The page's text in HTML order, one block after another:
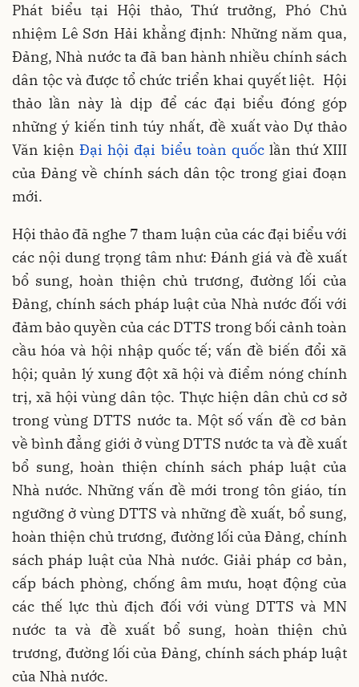
Phát biểu tại Hội thảo, Thứ trưởng, Phó Chủ
nhiệm Lê Sơn Hải khẳng định: Những năm qua,
Đảng, Nhà nước ta đã ban hành nhiều chính sách
dân tộc và được tổ chức triển khai quyết liệt. Hội
thảo lần này là dịp để các đại biểu đóng góp
những ý kiến tinh túy nhất, đề xuất vào Dự thảo
Văn kiệnĐại hội đại biểu toàn quốclần thứ XIII
của Đảng về chính sách dân tộc trong giai đoạn
mới.
Hội thảo đã nghe 7 tham luận của các đại biểu với
các nội dung trọng tâm như: Đánh giá và đề xuất
bổ sung, hoàn thiện chủ trương, đường lối của
Đảng, chính sách pháp luật của Nhà nước đối với
đảm bảo quyền của các DTTS trong bối cảnh toàn
cầu hóa và hội nhập quốc tế; vấn đề biến đổi xã
hội; quản lý xung đột xã hội và điểm nóng chính
trị, xã hội vùng dân tộc. Thực hiện dân chủ cơ sở
trong vùng DTTS nước ta. Một số vấn đề cơ bản
về bình đẳng giới ở vùng DTTS nước ta và đề xuất
bổ sung, hoàn thiện chính sách pháp luật của
Nhà nước. Những vấn đề mới trong tôn giáo, tín
ngưỡng ở vùng DTTS và những đề xuất, bổ sung,
hoàn thiện chủ trương, đường lối của Đảng, chính
sách pháp luật của Nhà nước. Giải pháp cơ bản,
cấp bách phòng, chống âm mưu, hoạt động của
các thế lực thù địch đối với vùng DTTS và MN
nước ta và đề xuất bổ sung, hoàn thiện chủ
trương, đường lối của Đảng, chính sách pháp luật
của Nhà nước.